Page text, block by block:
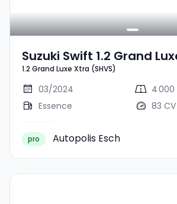
Suzuki Swift 1.2 Grand
Xtra (SHVS)
1.2 Grand Luxe Xtra (SHVS)
03/2024
4 000
Essence
83 CV
pro Autopolis Esch